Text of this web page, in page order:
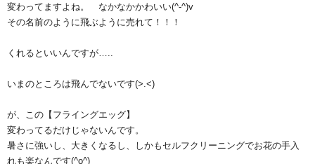
変わってますよね。 なかなかかわいい(^-^)v
その名前のように飛ぶように売れて！！！
くれるといいんですが…..
いまのところは飛んでないです(>.<)
が、この【フライングエッグ】
変わってるだけじゃないんです。
暑さに強いし、大きくなるし、しかもセルフクリーニングでお花の手入
れも楽なんです(^o^)